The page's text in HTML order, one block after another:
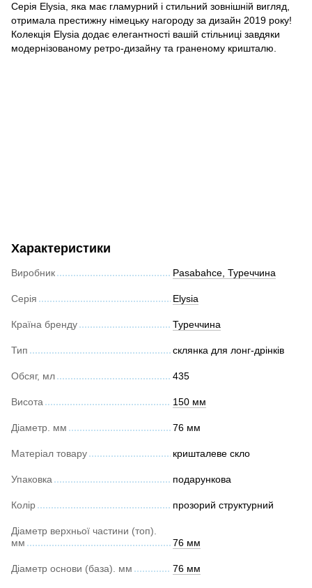
Серія Elysia, яка має гламурний і стильний зовнішній вигляд,
отримала престижну німецьку нагороду за дизайн 2019 року!
Колекція Elysia додає елегантності вашій стільниці завдяки
модернізованому ретро-дизайну та граненому кришталю.
Характеристики
Виробник Pasabahce, Туреччина
Серія Elysia
Країна бренду Туреччина
Тип склянка для лонг-дрінків
Обсяг, мл 435
Висота 150 мм
Діаметр. мм 76 мм
Матеріал товару кришталеве скло
Упаковка подарункова
Колір прозорий структурний
Діаметр верхньої частини (топ).
мм
76 мм
Діаметр основи (база). мм 76 мм